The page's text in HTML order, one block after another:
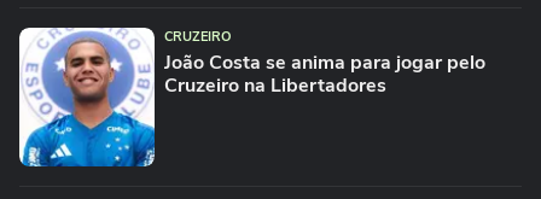
CRUZEIRO
João Costa se anima para jogar pelo
Cruzeiro na Libertadores